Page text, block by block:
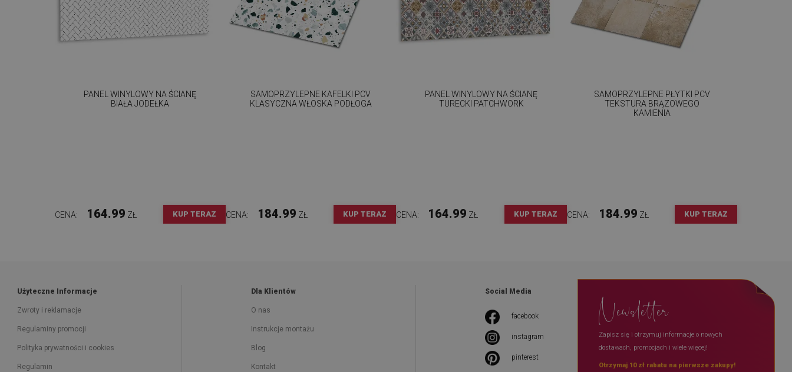
PANEL WINYLOWY NA ŚCIANĘ
BIAŁA JODEŁKA
CENA: 164.99 ZŁ KUP TERAZ
SAMOPRZYLEPNE KAFELKI PCV
KLASYCZNA WŁOSKA PODŁOGA
CENA: 184.99 ZŁ KUP TERAZ
PANEL WINYLOWY NA ŚCIANĘ
TURECKI PATCHWORK
CENA: 164.99 ZŁ KUP TERAZ
SAMOPRZYLEPNE PŁYTKI PCV
TEKSTURA BRĄZOWEGO
KAMIENIA
CENA: 184.99 ZŁ KUP TERAZ
Użyteczne Informacje
Zwroty i reklamacje
Regulaminy promocji
Polityka prywatności i cookies
Regulamin
Dla Klientów
O nas
Instrukcje montażu
Blog
Kontakt
Social Media
facebook
instagram
pinterest
Newsletter
Zapisz się i otrzymuj informacje o nowych
dostawach, promocjach i wiele więcej!
Otrzymaj 10 zł rabatu na pierwsze zakupy!